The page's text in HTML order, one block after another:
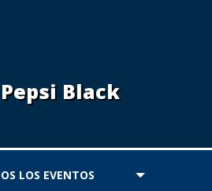
Black
LOS EVENTOS